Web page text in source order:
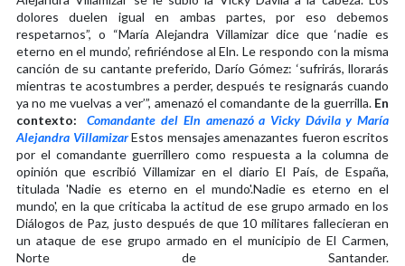
dolores duelen igual en ambas partes, por eso debemos
respetarnos”, o “María Alejandra Villamizar dice que ‘nadie es
eterno en el mundo’, refiriéndose al Eln. Le respondo con la misma
canción de su cantante preferido, Darío Gómez: ‘sufrirás, llorarás
mientras te acostumbres a perder, después te resignarás cuando
ya no me vuelvas a ver’”, amenazó el comandante de la guerrilla. En
contexto:
Comandante del Eln amenazó a Vicky Dávila y María
Alejandra VillamizarEstos mensajes amenazantes fueron escritos
por el comandante guerrillero como respuesta a la columna de
opinión que escribió Villamizar en el diario El País, de España,
titulada 'Nadie es eterno en el mundo'.Nadie es eterno en el
mundo', en la que criticaba la actitud de ese grupo armado en los
Diálogos de Paz, justo después de que 10 militares fallecieran en
un ataque de ese grupo armado en el municipio de El Carmen,
Norte de Santander.